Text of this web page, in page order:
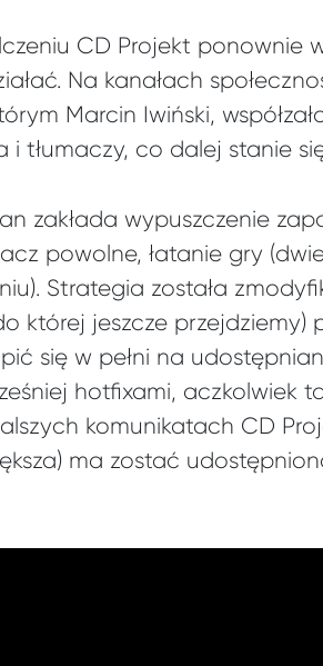
CD Projekt ponownie
Na kanałach
Marcin Iwiński,
i tłumaczy, co dalej stanie
zakłada wypuszczenie
powolne, łatanie gry
Strategia została
której jeszcze przejdziemy)
się w pełni na
hotfixami, aczkolwiek
komunikatach CD
ma zostać